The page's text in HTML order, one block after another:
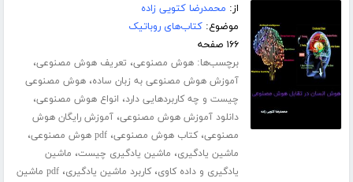
از: محمدرضا کتویی زاده
موضوع:کتاب‌های روباتیک
۱۶۶ صفحه
برچسب‌ها:هوش مصنوعی، تعریف هوش مصنوعی،
آموزش هوش مصنوعی به زبان ساده،هوش مصنوعی
چیست و چه کاربردهایی دارد، انواع هوش مصنوعی،
دانلود آموزش هوش مصنوعی،آموزش رایگان هوش
مصنوعی،کتاب هوش مصنوعی،pdf هوش مصنوعی ،
ماشین یادگیری، ماشین یادگیری چیست، ماشین
یادگیری و داده کاوی،کاربرد ماشین یادگیری،
pdf ماشین